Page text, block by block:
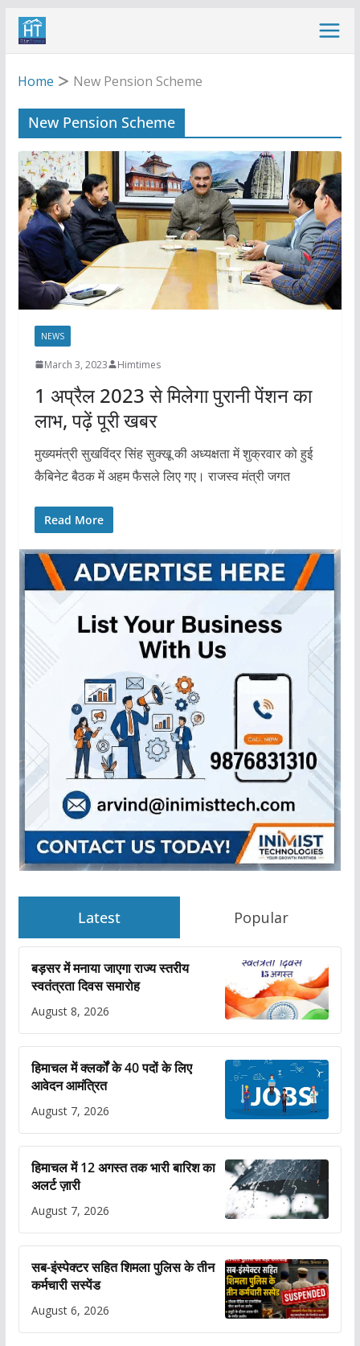
Skip
Home
New Pension Scheme
New Pension Scheme
NEWS
March 3, 2023 Himtimes
1 अप्रैल 2023 से मिलेगा पुरानी पेंशन का
लाभ, पढ़ें पूरी खबर
मुख्यमंत्री सुखविंद्र सिंह सुक्खू की अध्यक्षता में शुक्रवार को हुई
कैबिनेट बैठक में अहम फैसले लिए गए। राजस्व मंत्री जगत
Read More
Latest Popular
बड़सर में मनाया जाएगा राज्य स्तरीय
स्वतंत्रता दिवस समारोह
August 8, 2026
हिमाचल में क्लर्कों के 40 पदों के लिए
आवेदन आमंत्रित
August 7, 2026
हिमाचल में 12 अगस्त तक भारी बारिश का
अलर्ट ज़ारी
August 7, 2026
सब-इंस्पेक्टर सहित शिमला पुलिस के तीन
कर्मचारी सस्पेंड
August 6, 2026